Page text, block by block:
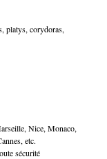
platys, corydoras,
Nice, Monaco,
etc.
sécurité